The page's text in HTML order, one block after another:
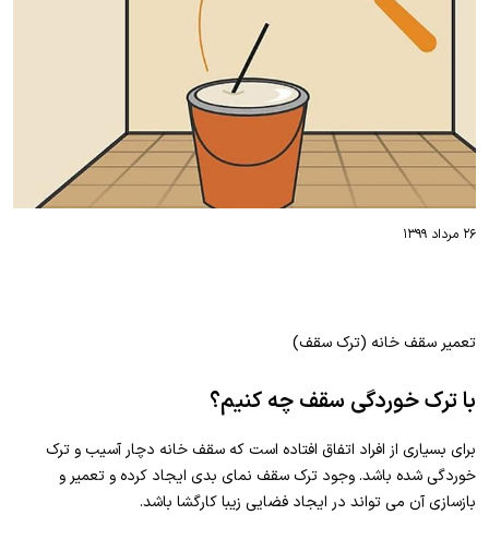
۲۶ مرداد ۱۳۹۹
تعمیر سقف خانه (ترک سقف)
با ترک خوردگی سقف چه کنیم؟
برای بسیاری از افراد اتفاق افتاده است که سقف خانه دچار آسیب و ترک
خوردگی شده باشد. وجود ترک سقف نمای بدی ایجاد کرده و تعمیر و
بازسازی آن می تواند در ایجاد فضایی زیبا کارگشا باشد.